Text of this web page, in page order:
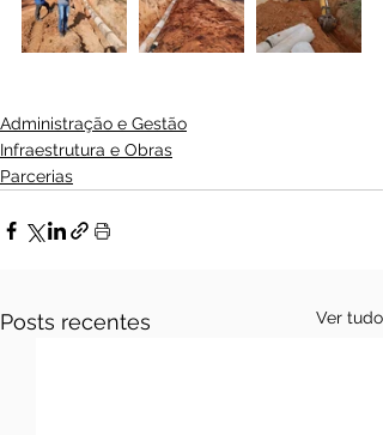
Administração e Gestão
Infraestrutura e Obras
Parcerias
Posts recentes Ver tudo